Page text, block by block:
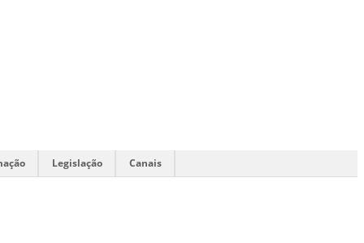
Legislação Canais